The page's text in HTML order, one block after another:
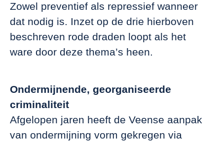
Zowel preventief als repressief wanneer
dat nodig is. Inzet op de drie hierboven
beschreven rode draden loopt als het
ware door deze thema’s heen.
Ondermijnende, georganiseerde
criminaliteit
Afgelopen jaren heeft de Veense aanpak
van ondermijning vorm gekregen via